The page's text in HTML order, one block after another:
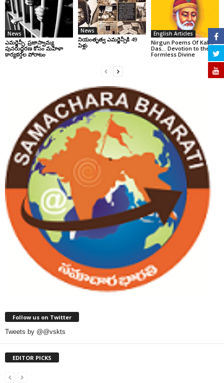
News
ఎమర్జెన్సీ: ప్రజాస్వామ్య
పునరుద్ధరణ కోసం మహిళా
కార్యకర్తల పోరాటం
News
నియంతృత్వ ఎమర్జెన్సీకి 49
ఏళ్లు
English Articles
Nirgun Poems Of Kabir
Das… Devotion to the
Formless Divine
Follow us on Twitter
Tweets by @@vskts
EDITOR PICKS